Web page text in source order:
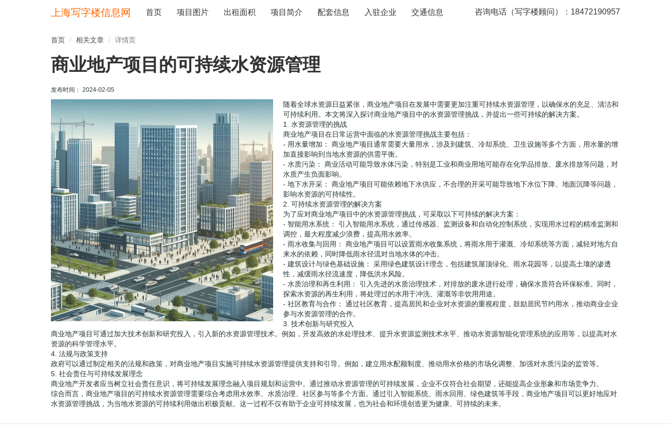
上海写字楼信息网 首页 项目图片 出租面积 项目简介 配套信息 入驻企业 交通信息 咨询电话（写字楼顾问）：18472190957
首页 相关文章 详情页
商业地产项目的可持续水资源管理
发布时间： 2024-02-05
随着全球水资源日益紧张，商业地产项目在发展中需要更加注重可持续水资源管理，以确保水的充足、清洁和
可持续利用。本文将深入探讨商业地产项目中的水资源管理挑战，并提出一些可持续的解决方案。
1. 水资源管理的挑战
商业地产项目在日常运营中面临的水资源管理挑战主要包括：
- 用水量增加： 商业地产项目通常需要大量用水，涉及到建筑、冷却系统、卫生设施等多个方面，用水量的增
加直接影响到当地水资源的供需平衡。
- 水质污染： 商业活动可能导致水体污染，特别是工业和商业用地可能存在化学品排放、废水排放等问题，对
水质产生负面影响。
- 地下水开采： 商业地产项目可能依赖地下水供应，不合理的开采可能导致地下水位下降、地面沉降等问题，
影响水资源的可持续性。
2. 可持续水资源管理的解决方案
为了应对商业地产项目中的水资源管理挑战，可采取以下可持续的解决方案：
- 智能用水系统： 引入智能用水系统，通过传感器、监测设备和自动化控制系统，实现用水过程的精准监测和
调控，最大程度减少浪费，提高用水效率。
- 雨水收集与回用： 商业地产项目可以设置雨水收集系统，将雨水用于灌溉、冷却系统等方面，减轻对地方自
来水的依赖，同时降低雨水径流对当地水体的冲击。
- 建筑设计与绿色基础设施： 采用绿色建筑设计理念，包括建筑屋顶绿化、雨水花园等，以提高土壤的渗透
性，减缓雨水径流速度，降低洪水风险。
- 水质治理和再生利用： 引入先进的水质治理技术，对排放的废水进行处理，确保水质符合环保标准。同时，
探索水资源的再生利用，将处理过的水用于冲洗、灌溉等非饮用用途。
- 社区教育与合作： 通过社区教育，提高居民和企业对水资源的重视程度，鼓励居民节约用水，推动商业企业
参与水资源管理的合作。
3. 技术创新与研究投入
商业地产项目可通过加大技术创新和研究投入，引入新的水资源管理技术。例如，开发高效的水处理技术、提升水资源监测技术水平、推动水资源智能化管理系统的应用等，以提高对水
资源的科学管理水平。
4. 法规与政策支持
政府可以通过制定相关的法规和政策，对商业地产项目实施可持续水资源管理提供支持和引导。例如，建立用水配额制度、推动用水价格的市场化调整、加强对水质污染的监管等。
5. 社会责任与可持续发展理念
商业地产开发者应当树立社会责任意识，将可持续发展理念融入项目规划和运营中。通过推动水资源管理的可持续发展，企业不仅符合社会期望，还能提高企业形象和市场竞争力。
综合而言，商业地产项目的可持续水资源管理需要综合考虑用水效率、水质治理、社区参与等多个方面。通过引入智能系统、雨水回用、绿色建筑等手段，商业地产项目可以更好地应对
水资源管理挑战，为当地水资源的可持续利用做出积极贡献。这一过程不仅有助于企业可持续发展，也为社会和环境创造更为健康、可持续的未来。